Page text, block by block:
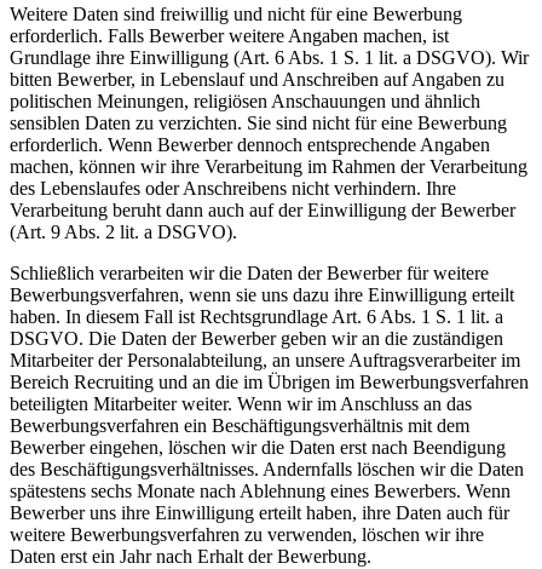
Weitere Daten sind freiwillig und nicht für eine Bewerbung
erforderlich. Falls Bewerber weitere Angaben machen, ist
Grundlage ihre Einwilligung (Art. 6 Abs. 1 S. 1 lit. a DSGVO). Wir
bitten Bewerber, in Lebenslauf und Anschreiben auf Angaben zu
politischen Meinungen, religiösen Anschauungen und ähnlich
sensiblen Daten zu verzichten. Sie sind nicht für eine Bewerbung
erforderlich. Wenn Bewerber dennoch entsprechende Angaben
machen, können wir ihre Verarbeitung im Rahmen der Verarbeitung
des Lebenslaufes oder Anschreibens nicht verhindern. Ihre
Verarbeitung beruht dann auch auf der Einwilligung der Bewerber
(Art. 9 Abs. 2 lit. a DSGVO).
Schließlich verarbeiten wir die Daten der Bewerber für weitere
Bewerbungsverfahren, wenn sie uns dazu ihre Einwilligung erteilt
haben. In diesem Fall ist Rechtsgrundlage Art. 6 Abs. 1 S. 1 lit. a
DSGVO. Die Daten der Bewerber geben wir an die zuständigen
Mitarbeiter der Personalabteilung, an unsere Auftragsverarbeiter im
Bereich Recruiting und an die im Übrigen im Bewerbungsverfahren
beteiligten Mitarbeiter weiter. Wenn wir im Anschluss an das
Bewerbungsverfahren ein Beschäftigungsverhältnis mit dem
Bewerber eingehen, löschen wir die Daten erst nach Beendigung
des Beschäftigungsverhältnisses. Andernfalls löschen wir die Daten
spätestens sechs Monate nach Ablehnung eines Bewerbers. Wenn
Bewerber uns ihre Einwilligung erteilt haben, ihre Daten auch für
weitere Bewerbungsverfahren zu verwenden, löschen wir ihre
Daten erst ein Jahr nach Erhalt der Bewerbung.